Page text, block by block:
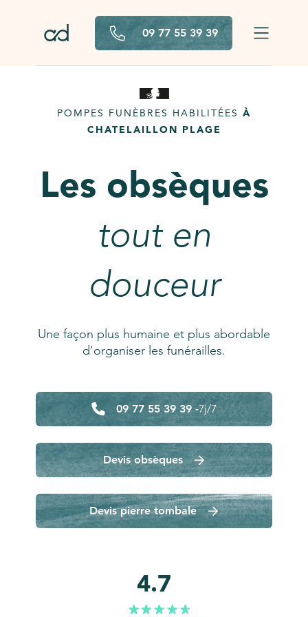
09 77 55 39 39
POMPES FUNÈBRES HABILITÉES À
CHATELAILLON PLAGE
Les obsèques
tout en
douceur
Une façon plus humaine et plus abordable
d'organiser les funérailles.
09 77 55 39 39 -7j/7
Devis obsèques
Devis pierre tombale
4.7